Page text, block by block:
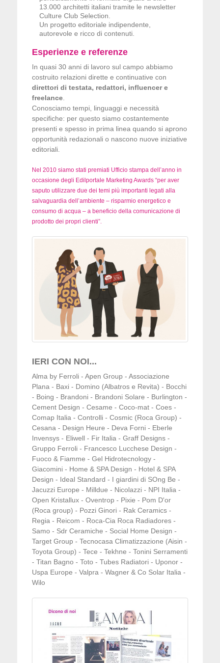
13.000 architetti italiani tramite le newsletter
Culture Club Selection.
Un progetto editoriale indipendente,
autorevole e ricco di contenuti.
Esperienze e referenze
In quasi 30 anni di lavoro sul campo abbiamo
costruito relazioni dirette e continuative con
direttori di testata, redattori, influencer e
freelance.
Conosciamo tempi, linguaggi e necessità
specifiche: per questo siamo costantemente
presenti e spesso in prima linea quando si aprono
opportunità redazionali o nascono nuove iniziative
editoriali.
Nel 2010 siamo stati premiati Ufficio stampa dell’anno in
occasione degli Edilportale Marketing Awards “per aver
saputo utilizzare due dei temi più importanti legati alla
salvaguardia dell’ambiente – risparmio energetico e
consumo di acqua – a beneficio della comunicazione di
prodotto dei propri clienti”.
IERI CON NOI...
Alma by Ferroli - Apen Group - Associazione
Plana - Baxi - Domino (Albatros e Revita) - Bocchi
- Boing - Brandoni - Brandoni Solare - Burlington -
Cement Design - Cesame - Coco-mat - Coes -
Comap Italia - Controlli - Cosmic (Roca Group) -
Cesana - Design Heure - Deva Forni - Eberle
Invensys - Eliwell - Fir Italia - Graff Designs -
Gruppo Ferroli - Francesco Lucchese Design -
Fuoco & Fiamme - Gel Hidrotecnology -
Giacomini - Home & SPA Design - Hotel & SPA
Design - Ideal Standard - I giardini di SOng Be -
Jacuzzi Europe - Milldue - Nicolazzi - NPI Italia -
Open Kristallux - Oventrop - Pixie - Pom D'or
(Roca group) - Pozzi Ginori - Rak Ceramics -
Regia - Reicom - Roca-Cia Roca Radiadores -
Samo - Sdr Ceramiche - Social Home Design -
Target Group - Tecnocasa Climatizzazione (Aisin -
Toyota Group) - Tece - Tekhne - Tonini Serramenti
- Titan Bagno - Toto - Tubes Radiatori - Uponor -
Uspa Europe - Valpra - Wagner & Co Solar Italia -
Wilo